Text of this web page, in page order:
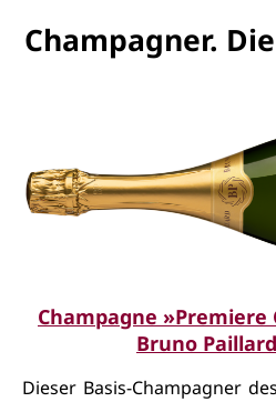
Champagner.
Champagne »Premiere
Bruno
Dieser Basis-Champagner